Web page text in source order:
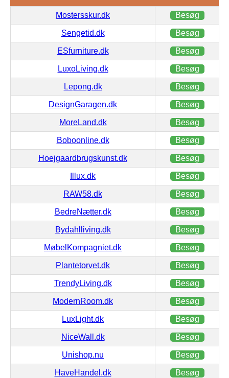
Mostersskur.dk Besøg
Sengetid.dk Besøg
ESfurniture.dk Besøg
LuxoLiving.dk Besøg
Lepong.dk Besøg
DesignGaragen.dk Besøg
MoreLand.dk Besøg
Boboonline.dk Besøg
Hoejgaardbrugskunst.dk Besøg
Illux.dk Besøg
RAW58.dk Besøg
BedreNætter.dk Besøg
Bydahlliving.dk Besøg
MøbelKompagniet.dk Besøg
Plantetorvet.dk Besøg
TrendyLiving.dk Besøg
ModernRoom.dk Besøg
LuxLight.dk Besøg
NiceWall.dk Besøg
Unishop.nu Besøg
HaveHandel.dk Besøg